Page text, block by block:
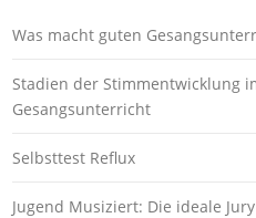
Was macht guten
Stadien der Stimmentwicklung
Gesangsunterricht
Selbsttest Reflux
Jugend Musiziert: Die ideale Jury